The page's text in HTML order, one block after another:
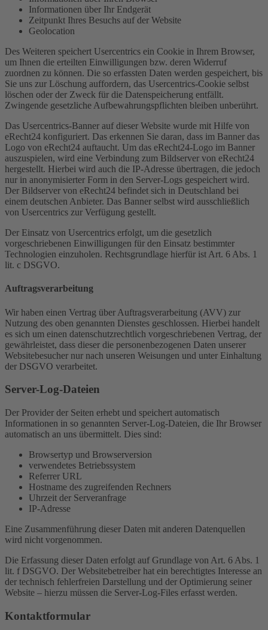
Informationen über Ihr Endgerät
Zeitpunkt Ihres Besuchs auf der Website
Geolocation
Des Weiteren speichert Usercentrics ein Cookie in Ihrem Browser,
um Ihnen die erteilten Einwilligungen bzw. deren Widerruf
zuordnen zu können. Die so erfassten Daten werden gespeichert, bis
Sie uns zur Löschung auffordern, das Usercentrics-Cookie selbst
löschen oder der Zweck für die Datenspeicherung entfällt.
Zwingende gesetzliche Aufbewahrungspflichten bleiben unberührt.
Das Usercentrics-Banner auf dieser Website wurde mit Hilfe von
eRecht24 konfiguriert. Das erkennen Sie daran, dass im Banner das
Logo von eRecht24 auftaucht. Um das eRecht24-Logo im Banner
auszuspielen, wird eine Verbindung zum Bildserver von eRecht24
hergestellt. Hierbei wird auch die IP-Adresse übertragen, die jedoch
nur in anonymisierter Form in den Server-Logs gespeichert wird.
Der Bildserver von eRecht24 befindet sich in Deutschland bei
einem deutschen Anbieter. Das Banner selbst wird ausschließlich
von Usercentrics zur Verfügung gestellt.
Der Einsatz von Usercentrics erfolgt, um die gesetzlich
vorgeschriebenen Einwilligungen für den Einsatz bestimmter
Technologien einzuholen. Rechtsgrundlage hierfür ist Art. 6 Abs. 1
lit. c DSGVO.
Auftragsverarbeitung
Wir haben einen Vertrag über Auftragsverarbeitung (AVV) zur
Nutzung des oben genannten Dienstes geschlossen. Hierbei handelt
es sich um einen datenschutzrechtlich vorgeschriebenen Vertrag, der
gewährleistet, dass dieser die personenbezogenen Daten unserer
Websitebesucher nur nach unseren Weisungen und unter Einhaltung
der DSGVO verarbeitet.
Server-Log-Dateien
Der Provider der Seiten erhebt und speichert automatisch
Informationen in so genannten Server-Log-Dateien, die Ihr Browser
automatisch an uns übermittelt. Dies sind:
Browsertyp und Browserversion
verwendetes Betriebssystem
Referrer URL
Hostname des zugreifenden Rechners
Uhrzeit der Serveranfrage
IP-Adresse
Eine Zusammenführung dieser Daten mit anderen Datenquellen
wird nicht vorgenommen.
Die Erfassung dieser Daten erfolgt auf Grundlage von Art. 6 Abs. 1
lit. f DSGVO. Der Websitebetreiber hat ein berechtigtes Interesse an
der technisch fehlerfreien Darstellung und der Optimierung seiner
Website – hierzu müssen die Server-Log-Files erfasst werden.
Kontaktformular